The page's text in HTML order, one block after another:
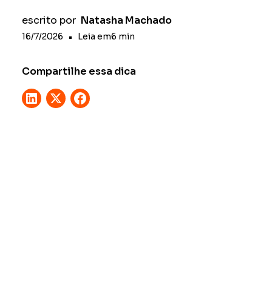
escrito por Natasha Machado
16/7/2026 • Leia em6 min
Compartilhe essa dica